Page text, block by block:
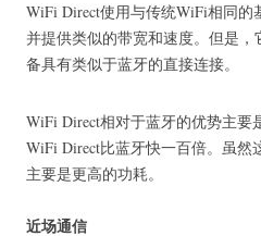
WiFi Direct使用与传统WiFi相同的
并提供类似的带宽和速度。 但是，
备具有类似于蓝牙的直接连接。
WiFi Direct相对于蓝牙的优势主要
WiFi Direct比蓝牙快一百倍。 虽然
主要是更高的功耗。
近场通信